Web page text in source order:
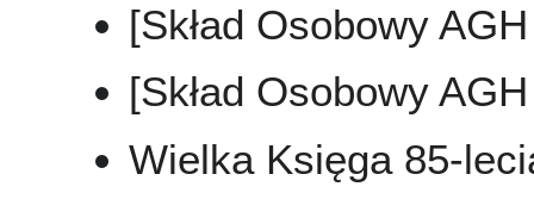
[Skład Osobowy
[Skład Osobowy
Wielka Księga 85-